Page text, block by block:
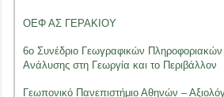
ΟΕΦ ΑΣ ΓΕΡΑΚΙΟΥ
6ο Συνέδριο Γεωγραφικών
Ανάλυσης στη Γεωργία και το Περιβάλλον
Γεωπονικό Πανεπιστήμιο Αθηνών –